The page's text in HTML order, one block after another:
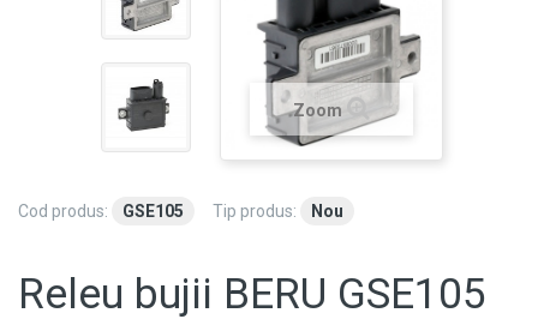
Zoom
Cod produs: GSE105 Tip produs: Nou
Releu bujii BERU GSE105